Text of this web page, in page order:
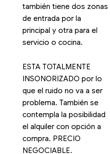
también tiene dos zonas
de entrada por la
principal y otra para el
servicio o cocina.
ESTA TOTALMENTE
INSONORIZADO por lo
que el ruido no va a ser
problema. También se
contempla la posibilidad
el alquiler con opción a
compra. PRECIO
NEGOCIABLE.